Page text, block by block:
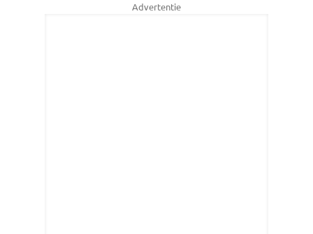
Advertentie